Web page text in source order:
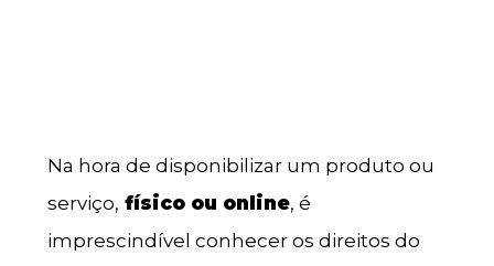
Na hora de disponibilizar um produto ou
serviço, físico ou online, é
imprescindível conhecer os direitos do